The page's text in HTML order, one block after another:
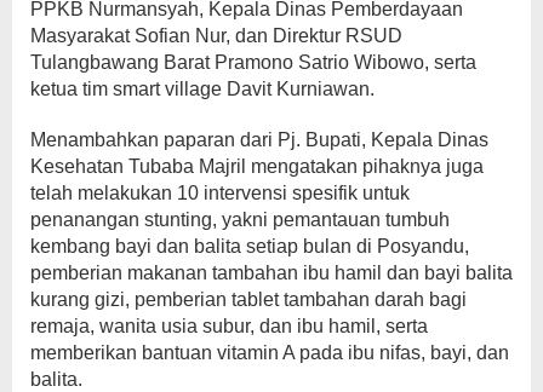
PPKB Nurmansyah, Kepala Dinas Pemberdayaan
Masyarakat Sofian Nur, dan Direktur RSUD
Tulangbawang Barat Pramono Satrio Wibowo, serta
ketua tim smart village Davit Kurniawan.
Menambahkan paparan dari Pj. Bupati, Kepala Dinas
Kesehatan Tubaba Majril mengatakan pihaknya juga
telah melakukan 10 intervensi spesifik untuk
penanangan stunting, yakni pemantauan tumbuh
kembang bayi dan balita setiap bulan di Posyandu,
pemberian makanan tambahan ibu hamil dan bayi balita
kurang gizi, pemberian tablet tambahan darah bagi
remaja, wanita usia subur, dan ibu hamil, serta
memberikan bantuan vitamin A pada ibu nifas, bayi, dan
balita.